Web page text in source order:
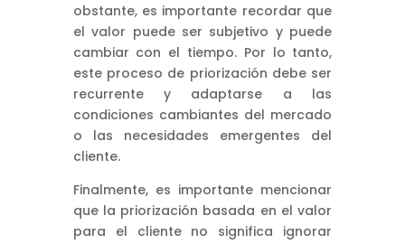
obstante, es importante recordar que
el valor puede ser subjetivo y puede
cambiar con el tiempo. Por lo tanto,
este proceso de priorización debe ser
recurrente y adaptarse a las
condiciones cambiantes del mercado
o las necesidades emergentes del
cliente.
Finalmente, es importante mencionar
que la priorización basada en el valor
para el cliente no significa ignorar